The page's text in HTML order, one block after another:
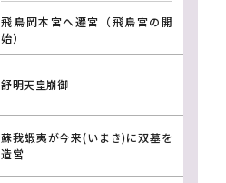
飛鳥岡本宮へ遷宮（飛鳥宮の開
始）
舒明天皇崩御
蘇我蝦夷が今来(いまき)に双墓を
造営